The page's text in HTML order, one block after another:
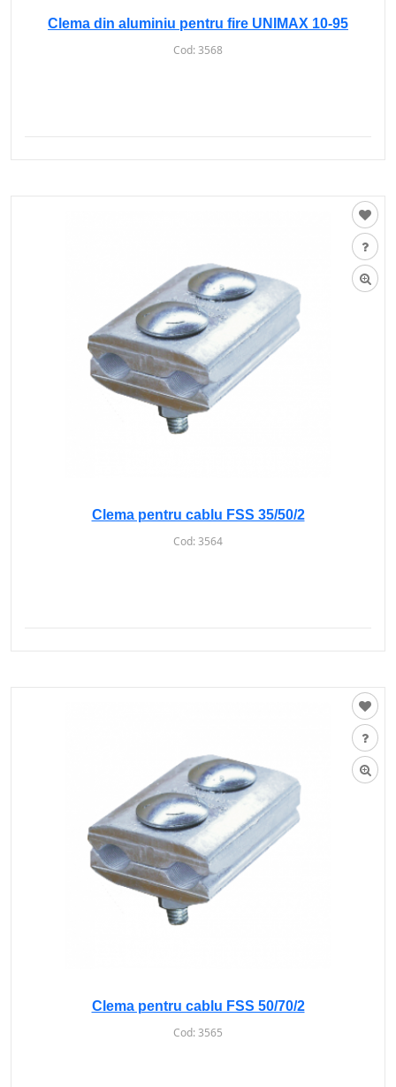
Clema din aluminiu pentru fire UNIMAX 10-95
Cod:3568
Clema pentru cablu FSS 35/50/2
Cod:3564
Clema pentru cablu FSS 50/70/2
Cod:3565